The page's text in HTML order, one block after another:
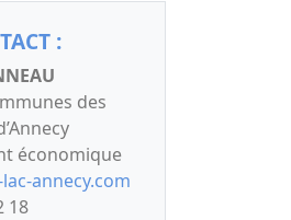
:
des
économique
annecy.com
18